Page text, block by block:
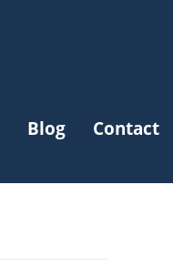
Blog Contact